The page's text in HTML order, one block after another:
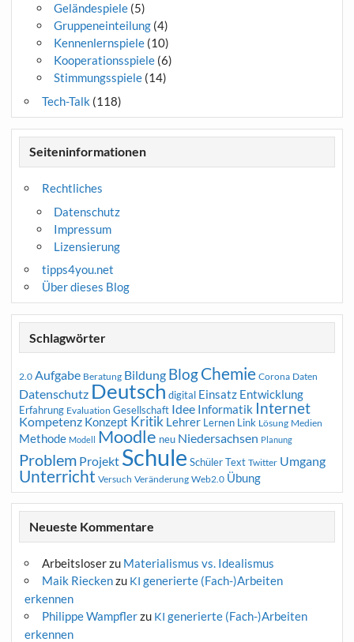
Geländespiele(5)
Gruppeneinteilung(4)
Kennenlernspiele(10)
Kooperationsspiele(6)
Stimmungsspiele(14)
Tech-Talk (118)
Seiteninformationen
Rechtliches
Datenschutz
Impressum
Lizensierung
tipps4you.net
Über dieses Blog
Schlagwörter
2.0 Aufgabe Beratung Bildung BlogChemie Corona Daten
Datenschutz Deutsch digital Einsatz Entwicklung
Erfahrung Evaluation Gesellschaft Idee Informatik Internet
Kompetenz Konzept Kritik Lehrer Lernen Link Lösung Medien
Methode Modell Moodle neu Niedersachsen Planung
Problem Projekt Schule Schüler Text Twitter Umgang
Unterricht Versuch Veränderung Web2.0 Übung
Neueste Kommentare
Arbeitsloserzu Materialismus vs. Idealismus
Maik Rieckenzu KI generierte (Fach-)Arbeiten
erkennen
Philippe Wampflerzu KI generierte (Fach-)Arbeiten
erkennen